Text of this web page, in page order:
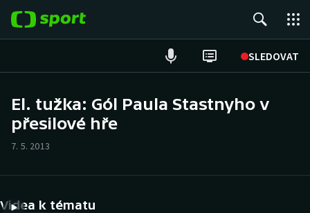
SLEDOVAT
Hokej
El. tužka: Gól Paula Stastnyho v
přesilové hře
7. 5. 2013
Videa k tématu